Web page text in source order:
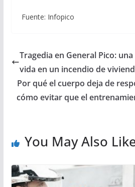
Fuente: Infopico
Tragedia en General Pico:
vida en un incendio de
Por qué el cuerpo deja de
cómo evitar que el
You May Also